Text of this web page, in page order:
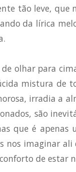
tão leve, que
da lírica
de olhar para
mistura de
irradia a
são
que é apenas
nos imaginar ali
de estar